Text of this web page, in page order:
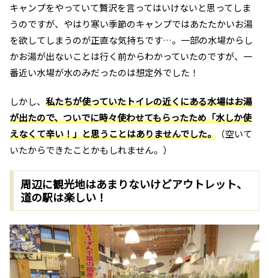
キャンプをやっていて贅沢を言ってはいけないと思ってしま
うのですが、やはり寒い季節のキャンプではあたたかいお湯
を欲してしまうのが正直な気持ちです…。一部の水場からし
かお湯が出ないことは行く前からわかっていたのですが、一
番近い水場が水のみだったのは想定外でした！
しかし、 私たちが使っていたトイレの近くにある水場はお湯
が出たので、ついでに時々使わせてもらったため「水しか使
えなくて辛い！」と思うことはありませんでした。 （空いて
いたからできたことかもしれません。）
周辺に観光地はあまりないけどアウトレット、
道の駅は楽しい！